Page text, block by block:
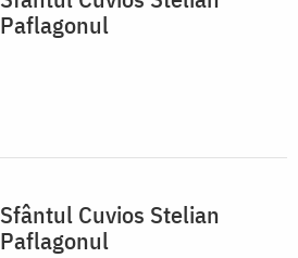
Paflagonul
Sfântul Cuvios Stelian
Paflagonul